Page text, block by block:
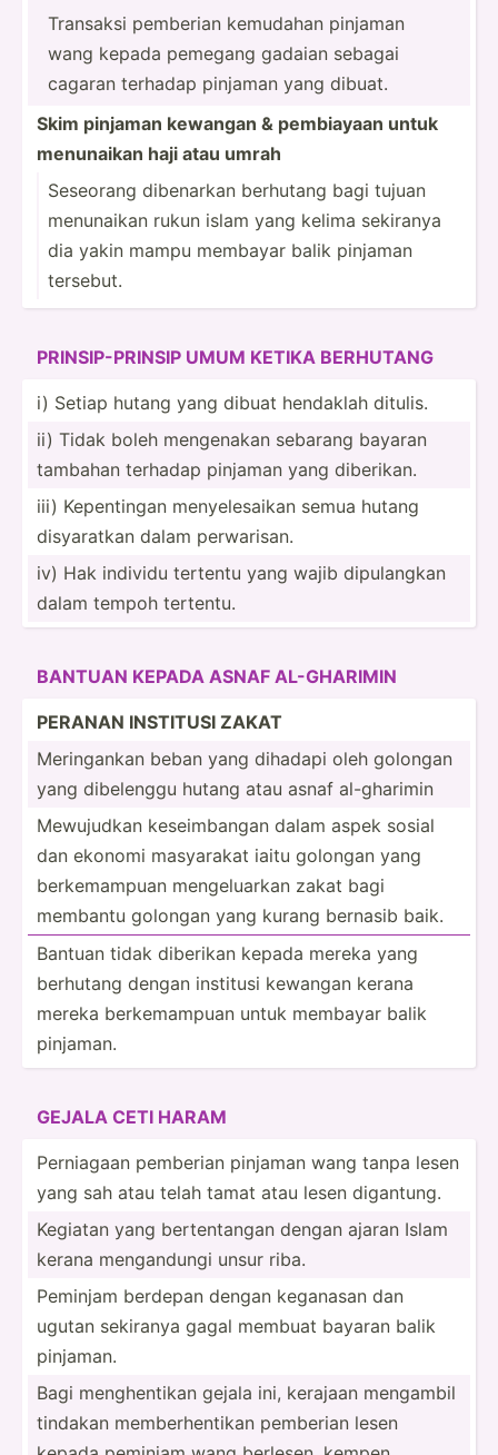
Transaksi pemberian kemudahan pinjaman
wang kepada pemegang gadaian sebagai
cagaran terhadap pinjaman yang dibuat.
Skim pinjaman kewangan & pembiayaan untuk
menunaikan haji atau umrah
Seseorang dibenarkan berhutang bagi tujuan
menunaikan rukun islam yang kelima sekiranya
dia yakin mampu membayar balik pinjaman
tersebut.
PRINSI­­P-­P­R­INSIP UMUM KETIKA BERHUTANG
i) Setiap hutang yang dibuat hendaklah ditulis.
ii) Tidak boleh mengenakan sebarang bayaran
tambahan terhadap pinjaman yang diberi­­kan.
iii) Kepe­n­tingan menyel­­es­aikan semua hutang
disyar­­atkan dalam perwar­­isan.
iv) Hak individu tertentu yang wajib dipula­­ngkan
dalam tempoh tertentu.
BANTUAN KEPADA ASNAF AL-GHA­­RIMIN
PERANAN INSTITUSI ZAKAT
Mer­in­g­ankan beban yang dihadapi oleh golongan
yang dibelenggu hutang atau asnaf al-gha­­rimin
Mewu­j­udkan keseim­­bangan dalam aspek sosial
dan ekonomi masyar­­akat iaitu golongan yang
berkem­­ampuan mengel­­uarkan zakat bagi
membantu golongan yang kurang bernasib baik.
Bantuan tidak diberikan kepada mereka yang
berhutang dengan institusi kewangan kerana
mereka berkem­ampuan untuk membayar balik
pinjaman.
GEJALA CETI HARAM
Perni­­agaan pemberian pinjaman wang tanpa lesen
yang sah atau telah tamat atau lesen digantung.
Kegiatan yang berten­­tangan dengan ajaran Islam
kerana mengan­dungi unsur riba.
Peminjam berdepan dengan keganasan dan
ugutan sekiranya gagal membuat bayaran balik
pinjaman.
Bagi menghe­ntikan gejala ini, kerajaan mengambil
tindakan member­hen­tikan pemberian lesen